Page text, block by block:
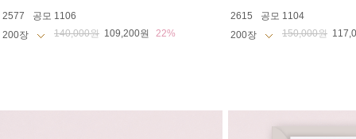
2577
공모 1106
140,000원 109,200원 22%
2615
공모 1104
150,000원